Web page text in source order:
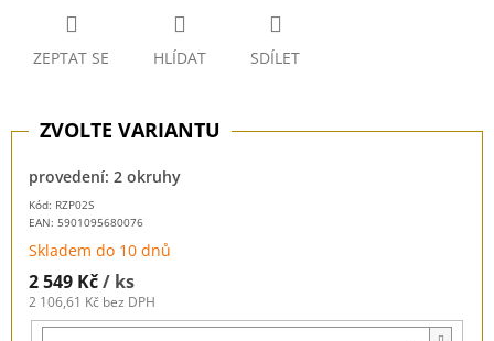
ZEPTAT SE HLÍDAT SDÍLET
Kód: RZP02S
EAN: 5901095680076
provedení: 2 okruhy
Skladem do 10 dnů
2 549 Kč/ ks
2 106,61 Kč bez DPH